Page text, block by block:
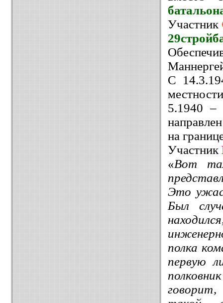
Участник
С
5.1940 –
на
Участник
«Вот
Это ужас
Был
полка
первую